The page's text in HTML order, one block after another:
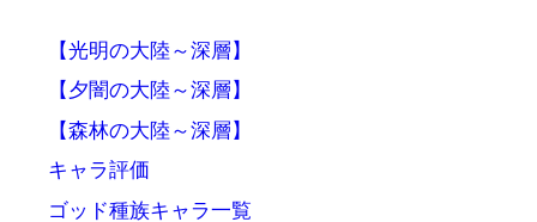
【光明の大陸～深層】
【夕闇の大陸～深層】
【森林の大陸～深層】
キャラ評価
ゴッド種族キャラ一覧